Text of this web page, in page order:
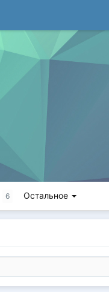
6 Остальное